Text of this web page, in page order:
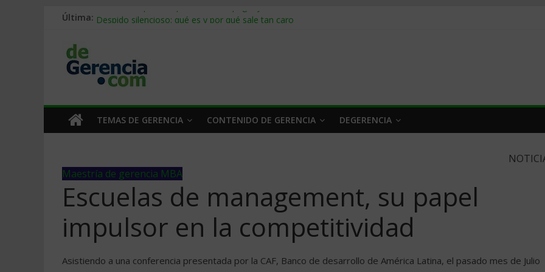
Última: Stablecoins para empresas: cómo pagar y cobrar en 2026
Trabajo forzoso en la cadena de suministro: qué hacer
Mercado hispano de EE. UU.: cómo segmentarlo y venderle
TEMAS DE GERENCIA CONTENIDO DE GERENCIA DEGERENCIA
Maestría de gerencia MBA
Escuelas de management, su papel
impulsor en la competitividad
Asistiendo a una conferencia presentada por la CAF, Banco de desarrollo de América Latina, el pasado mes de Julio